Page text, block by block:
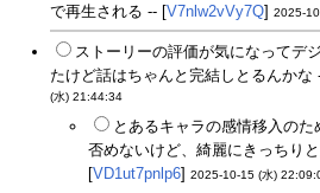
で再生される -- [V7nlw2vVy7Q] 2025-
ストーリーの評価が気になってデ
たけど話はちゃんと完結しとるんかな
(水) 21:44:34
とあるキャラの感情移入の
否めないけど、綺麗にきっちり
[VD1ut7pnlp6] 2025-10-15 (水)